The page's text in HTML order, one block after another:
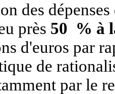
des
près 50 % à
d'euros par
de
par le